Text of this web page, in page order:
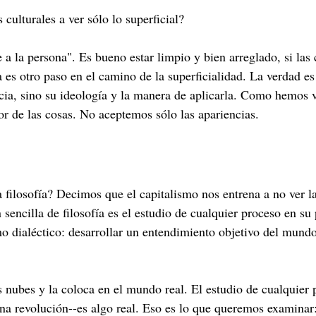
culturales a ver sólo lo superficial?
la persona". Es bueno estar limpio y bien arreglado, si
otro paso en el camino de la superficialidad. La verdad
sino su ideología y la manera de aplicarla. Como
las cosas. No aceptemos sólo las apariencias.
Decimos que el capitalismo nos entrena a no ver
de filosofía es el estudio de cualquier proceso en
dialéctico: desarrollar un entendimiento objetivo del
y la coloca en el mundo real. El estudio de cualquier
revolución--es algo real. Eso es lo que queremos